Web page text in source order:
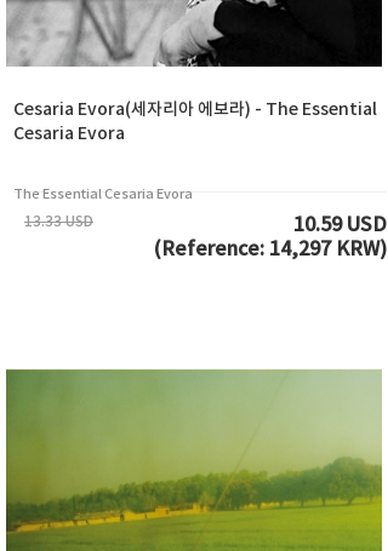
Cesaria Evora(세자리아 에보라) - The Essential
Cesaria Evora
The Essential Cesaria Evora
13.33 USD
10.59 USD
(Reference: 14,297 KRW)